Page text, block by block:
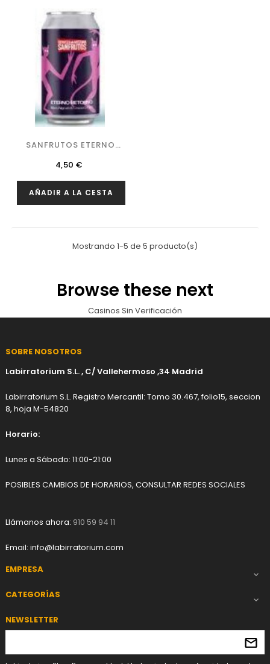
SANFRUTOS ETERNO
RETORNO
Precio
4,50 €
AÑADIR A LA CESTA
Mostrando 1-5 de 5 producto(s)
Browse these next
Casinos Sin Verificación
SOBRE NOSOTROS
Labirratorium S.L. , C/ Vallehermoso ,34 Madrid
Labirratorium S.L. Registro Mercantil: Tomo 30.467, folio15, seccion
8, hoja M-54820
Horario:
Lunes a Sábado: 11:00-21:00
POSIBLES CAMBIOS DE HORARIOS, CONSULTAR REDES SOCIALES
Llámanos ahora: 910 59 94 11
Email: info@labirratorium.com
EMPRESA

CATEGORÍAS 
NEWSLETTER